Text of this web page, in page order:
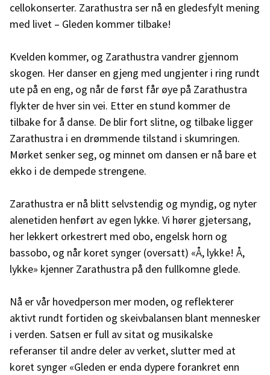
cellokonserter. Zarathustra ser nå en gledesfylt mening
med livet – Gleden kommer tilbake!
Kvelden kommer, og Zarathustra vandrer gjennom
skogen. Her danser en gjeng med ungjenter i ring rundt
ute på en eng, og når de først får øye på Zarathustra
flykter de hver sin vei. Etter en stund kommer de
tilbake for å danse. De blir fort slitne, og tilbake ligger
Zarathustra i en drømmende tilstand i skumringen.
Mørket senker seg, og minnet om dansen er nå bare et
ekko i de dempede strengene.
Zarathustra er nå blitt selvstendig og myndig, og nyter
alenetiden henført av egen lykke. Vi hører gjetersang,
her lekkert orkestrert med obo, engelsk horn og
bassobo, og når koret synger (oversatt) «Å, lykke! Å,
lykke» kjenner Zarathustra på den fullkomne glede.
Nå er vår hovedperson mer moden, og reflekterer
aktivt rundt fortiden og skeivbalansen blant mennesker
i verden. Satsen er full av sitat og musikalske
referanser til andre deler av verket, slutter med at
koret synger «Gleden er enda dypere forankret enn